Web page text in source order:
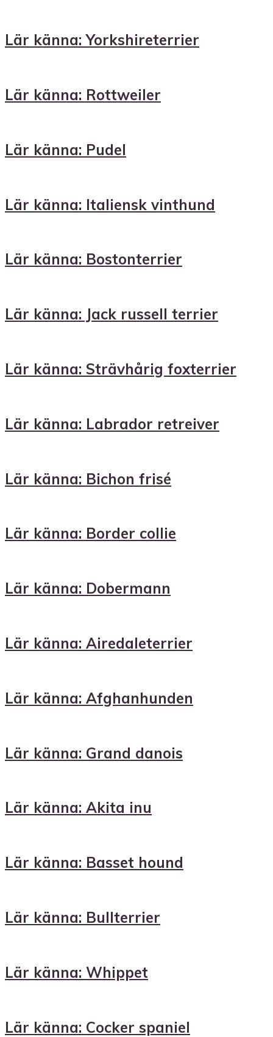
Lär känna: Yorkshireterrier
Lär känna: Rottweiler
Lär känna: Pudel
Lär känna: Italiensk vinthund
Lär känna: Bostonterrier
Lär känna: Jack russell terrier
Lär känna: Strävhårig foxterrier
Lär känna: Labrador retreiver
Lär känna: Bichon frisé
Lär känna: Border collie
Lär känna: Dobermann
Lär känna: Airedaleterrier
Lär känna: Afghanhunden
Lär känna: Grand danois
Lär känna: Akita inu
Lär känna: Basset hound
Lär känna: Bullterrier
Lär känna: Whippet
Lär känna: Cocker spaniel